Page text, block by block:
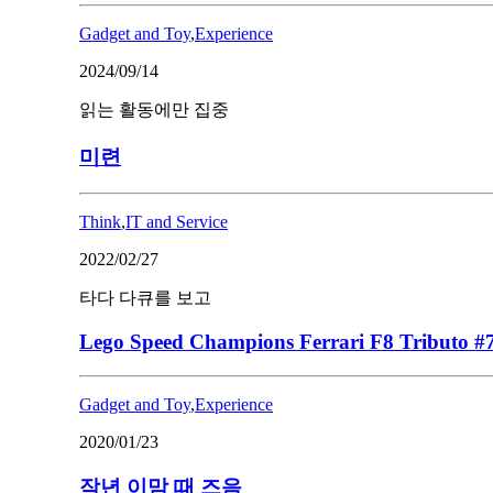
Gadget and Toy,Experience
2024/09/14
읽는 활동에만 집중
미련
Think,IT and Service
2022/02/27
타다 다큐를 보고
Lego Speed Champions Ferrari F8 Tributo
Gadget and Toy,Experience
2020/01/23
작년 이맘 때 즈음